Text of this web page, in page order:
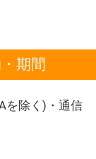
期間
を除く)・通信